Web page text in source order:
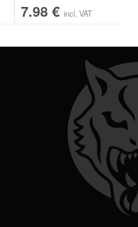
7.98 € incl. VAT